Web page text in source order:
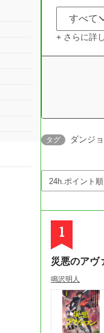
+ さらに詳
タグ ダンジ
1
災悪のアヴ
鳴沢明人